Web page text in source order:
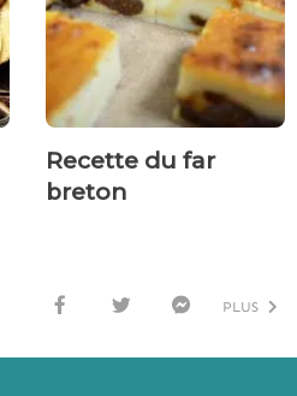
Recette du far
breton
BOO
TTER
ENG
PLUS